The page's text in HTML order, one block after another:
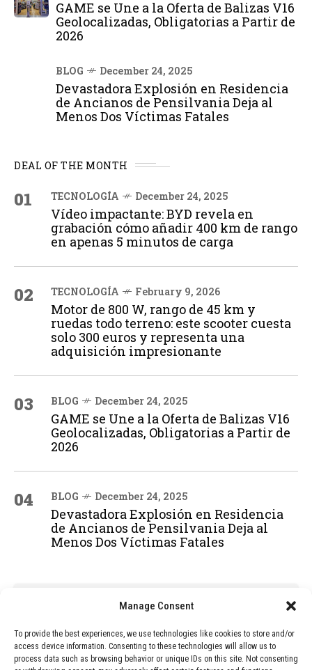
Manage Consent
To provide the best experiences, we use technologies like cookies to store and/or
access device information. Consenting to these technologies will allow us to
process data such as browsing behavior or unique IDs on this site. Not consenting
GAME se Une a la Oferta de Balizas V16
Geolocalizadas, Obligatorias a Partir de
2026
BLOG December 24, 2025
Devastadora Explosión en Residencia
de Ancianos de Pensilvania Deja al
Menos Dos Víctimas Fatales
DEAL OF THE MONTH
01 TECNOLOGÍA December 24, 2025
Vídeo impactante: BYD revela en
grabación cómo añadir 400 km de rango
en apenas 5 minutos de carga
02 TECNOLOGÍA February 9, 2026
Motor de 800 W, rango de 45 km y
ruedas todo terreno: este scooter cuesta
solo 300 euros y representa una
adquisición impresionante
03 BLOG December 24, 2025
GAME se Une a la Oferta de Balizas V16
Geolocalizadas, Obligatorias a Partir de
2026
04 BLOG December 24, 2025
Devastadora Explosión en Residencia
de Ancianos de Pensilvania Deja al
Menos Dos Víctimas Fatales